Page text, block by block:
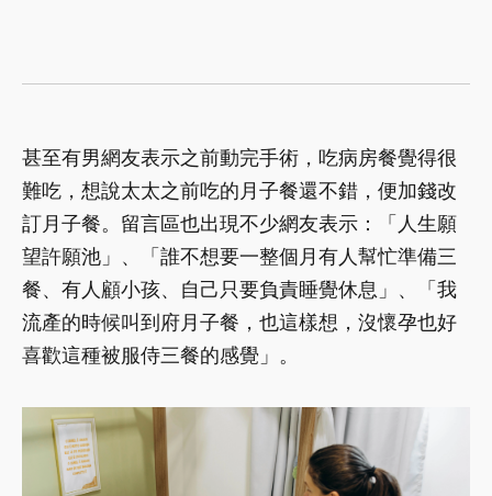
甚至有男網友表示之前動完手術，吃病房餐覺得很
難吃，想說太太之前吃的月子餐還不錯，便加錢改
訂月子餐。留言區也出現不少網友表示：「人生願
望許願池」、「誰不想要一整個月有人幫忙準備三
餐、有人顧小孩、自己只要負責睡覺休息」、「我
流產的時候叫到府月子餐，也這樣想，沒懷孕也好
喜歡這種被服侍三餐的感覺」。